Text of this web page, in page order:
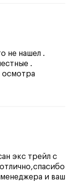
не нашел .
.
осмотра
экс трейл с
и ваш